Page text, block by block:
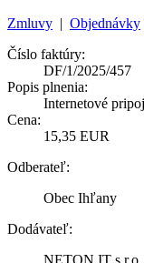
Zmluvy | Objednávky
Číslo faktúry:
DF/1/2025/457
Popis plnenia:
Internetové
Cena:
15,35 EUR
Odberateľ:
Obec Ihľany
Dodávateľ:
NETON IT